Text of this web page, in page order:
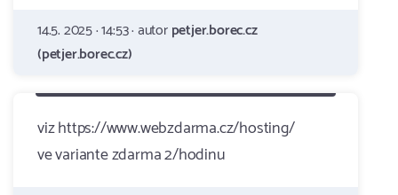
14.5. 2025 · 14:53 · autorpetjer.borec.cz
(petjer.borec.cz)
viz https://www.webzdarma.cz/hosting/
ve variante zdarma 2/hodinu